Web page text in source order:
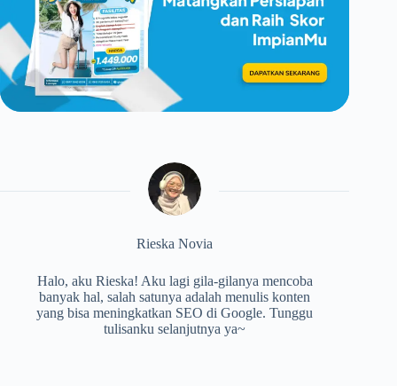
Rieska Novia
Halo, aku Rieska! Aku lagi gila-gilanya mencoba
banyak hal, salah satunya adalah menulis konten
yang bisa meningkatkan SEO di Google. Tunggu
tulisanku selanjutnya ya~